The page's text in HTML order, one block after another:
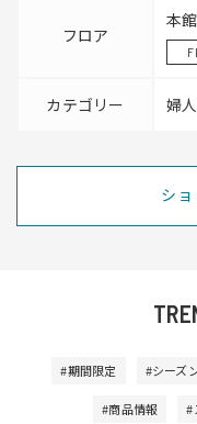
フロア
本
カテゴリー 婦
シ
#期間限定 #シーズ
#商品情報 #